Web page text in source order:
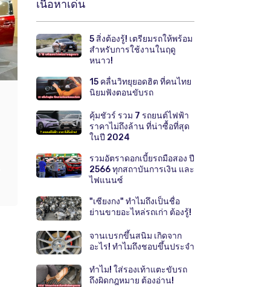
เนื้อหาเด่น
5 สิ่งต้องรู้! เตรียมรถให้พร้อม
สำหรับการใช้งานในฤดู
หนาว!
15 คลื่นวิทยุยอดฮิต ที่คนไทย
นิยมฟังตอนขับรถ
คุ้มชัวร์ รวม 7 รถยนต์ไฟฟ้า
ราคาไม่ถึงล้าน ที่น่าซื้อที่สุด
ในปี 2024
รวมอัตราดอกเบี้ยรถมือสอง ปี
2566 ทุกสถาบันการเงิน และ
ไฟแนนซ์
"เซียงกง" ทำไมถึงเป็นชื่อ
ย่านขายอะไหล่รถเก่า ต้องรู้!
จานเบรกขึ้นสนิม เกิดจาก
อะไร! ทำไมถึงชอบขึ้นประจำ
ทำไม! ใส่รองเท้าแตะขับรถ
ถึงผิดกฎหมาย ต้องอ่าน!